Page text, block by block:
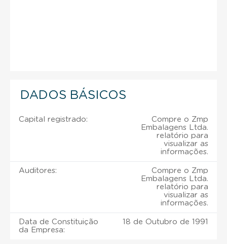
DADOS BÁSICOS
Capital registrado:
Compre o Zmp
Embalagens Ltda.
relatório para
visualizar as
informações.
Auditores:
Compre o Zmp
Embalagens Ltda.
relatório para
visualizar as
informações.
Data de Constituição
da Empresa:
18 de Outubro de 1991